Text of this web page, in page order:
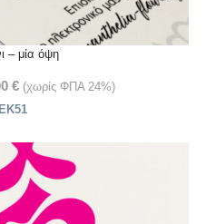
– μία όψη
€ (χωρίς ΦΠΑ 24%)
ΕΚ51